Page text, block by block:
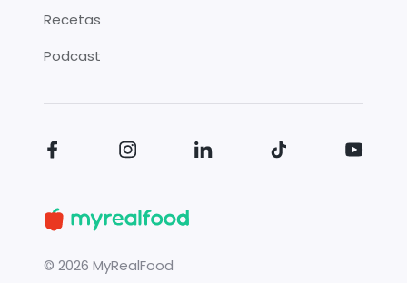
Recetas
Podcast
© 2026 MyRealFood